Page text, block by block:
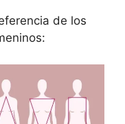
de los